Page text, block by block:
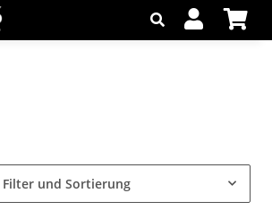
Filter und Sortierung